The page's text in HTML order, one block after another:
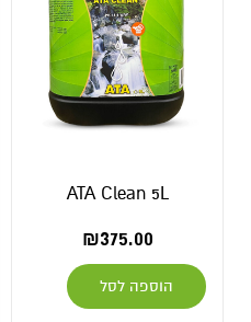
ATA Clean 5L
₪375.00
הוספה לסל